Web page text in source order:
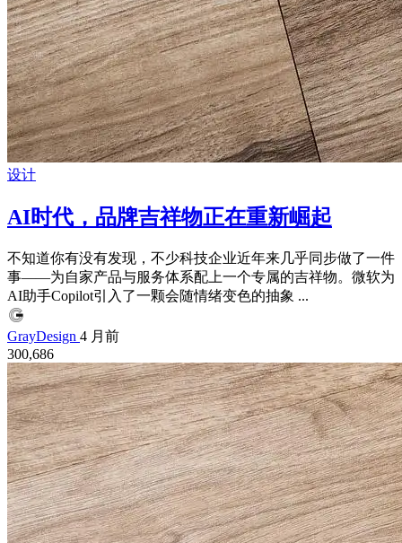
设计
AI时代，品牌吉祥物正在重新崛起
不知道你有没有发现，不少科技企业近年来几乎同步做了一件
事——为自家产品与服务体系配上一个专属的吉祥物。微软为
AI助手Copilot引入了一颗会随情绪变色的抽象 ...
GrayDesign 4 月前
300,686